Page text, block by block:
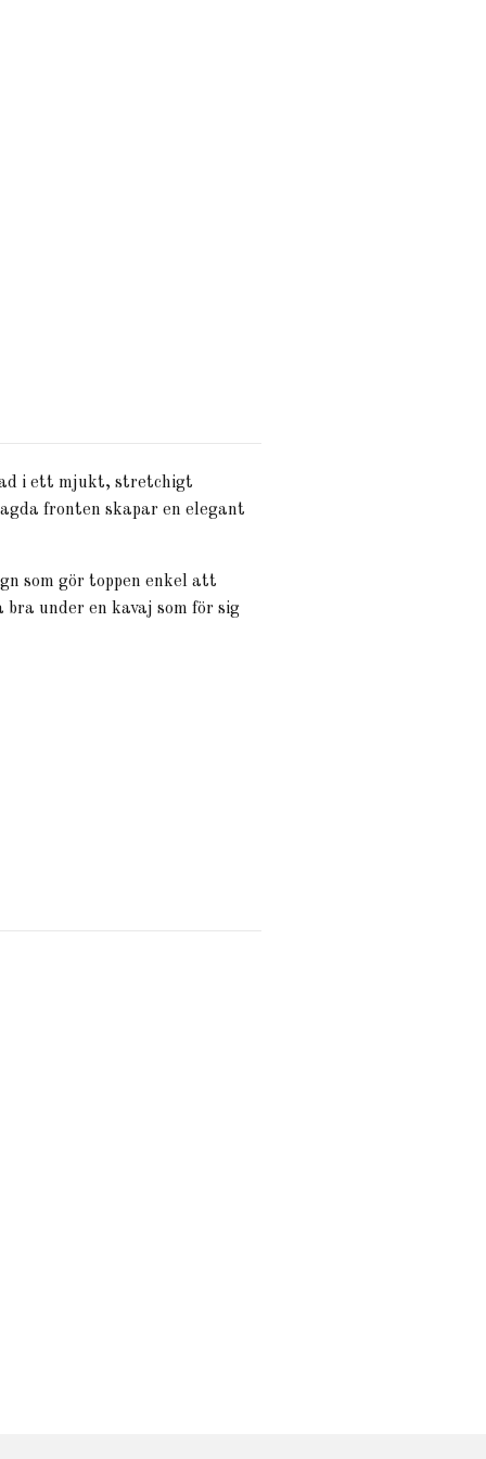
i ett mjukt, stretchigt
fronten skapar en elegant
som gör toppen enkel att
under en kavaj som för sig